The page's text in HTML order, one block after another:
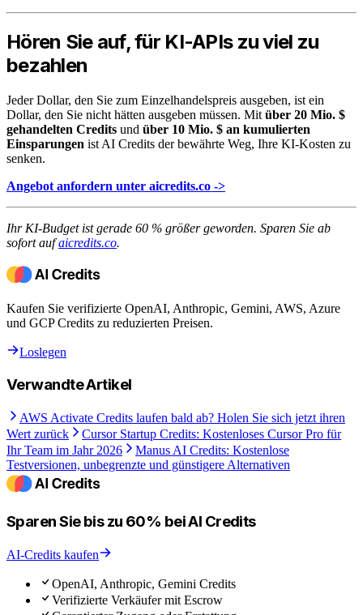
Hören Sie auf, für KI-APIs zu viel zu
bezahlen
Jeder Dollar, den Sie zum Einzelhandelspreis ausgeben, ist ein
Dollar, den Sie nicht hätten ausgeben müssen. Mit über 20 Mio. $
gehandelten Credits und über 10 Mio. $ an kumulierten
Einsparungen ist AI Credits der bewährte Weg, Ihre KI-Kosten zu
senken.
Angebot anfordern unter aicredits.co ->
Ihr KI-Budget ist gerade 60 % größer geworden. Sparen Sie ab
sofort aufaicredits.co.
Kaufen Sie verifizierte OpenAI, Anthropic, Gemini, AWS, Azure
und GCP Credits zu reduzierten Preisen.
Loslegen
Verwandte Artikel
AWS Activate Credits laufen bald ab? Holen Sie sich jetzt ihren
Wert zurück
Cursor Startup Credits: Kostenloses Cursor Pro für
Ihr Team im Jahr 2026
Manus AI Credits: Kostenlose
Testversionen, unbegrenzte und günstigere Alternativen
Sparen Sie bis zu 60% bei AI Credits
AI-Credits kaufen
OpenAI, Anthropic, Gemini Credits
Verifizierte Verkäufer mit Escrow